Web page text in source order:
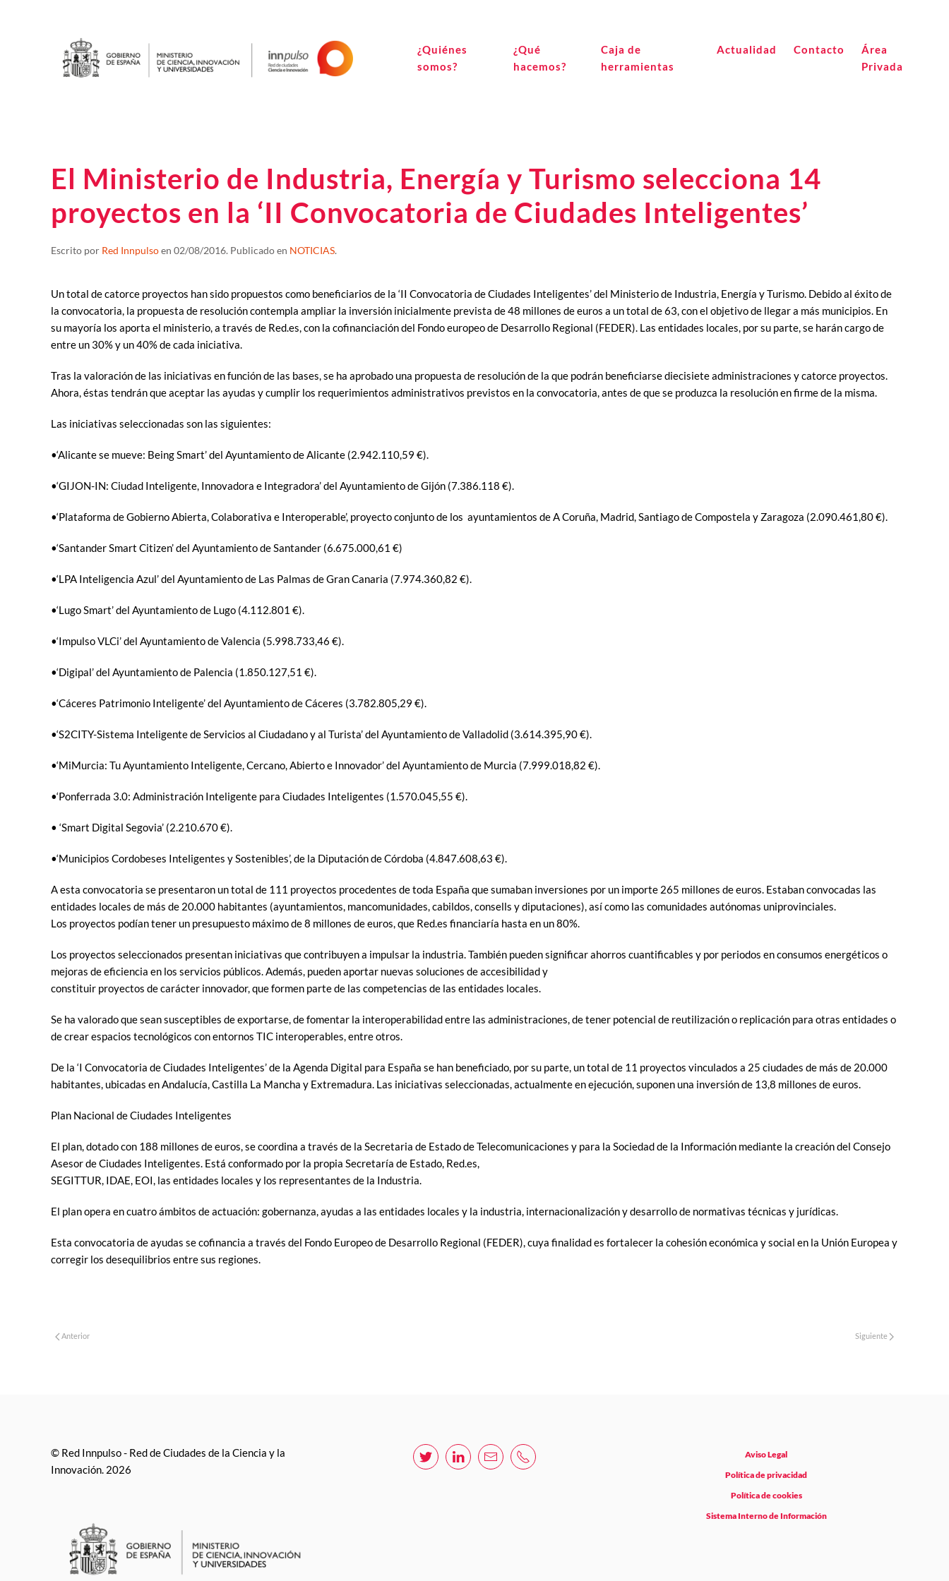
¿Quiénes
somos?
¿Qué
hacemos?
Caja de
herramientas
Actualidad Contacto
Área
Privada
El Ministerio de Industria, Energía y Turismo selecciona 14
proyectos en la ‘II Convocatoria de Ciudades Inteligentes’
Escrito por Red Innpulsoen 02/08/2016. Publicado en NOTICIAS.
Un total de catorce proyectos han sido propuestos como beneficiarios de la ‘II Convocatoria de Ciudades Inteligentes’ del Ministerio de Industria, Energía y Turismo. Debido al éxito de
la convocatoria, la propuesta de resolución contempla ampliar la inversión inicialmente prevista de 48 millones de euros a un total de 63, con el objetivo de llegar a más municipios. En
su mayoría los aporta el ministerio, a través de Red.es, con la cofinanciación del Fondo europeo de Desarrollo Regional (FEDER). Las entidades locales, por su parte, se harán cargo de
entre un 30% y un 40% de cada iniciativa.
Tras la valoración de las iniciativas en función de las bases, se ha aprobado una propuesta de resolución de la que podrán beneficiarse diecisiete administraciones y catorce proyectos.
Ahora, éstas tendrán que aceptar las ayudas y cumplir los requerimientos administrativos previstos en la convocatoria, antes de que se produzca la resolución en firme de la misma.
Las iniciativas seleccionadas son las siguientes:
•‘Alicante se mueve: Being Smart’ del Ayuntamiento de Alicante (2.942.110,59 €).
•‘GIJON-IN: Ciudad Inteligente, Innovadora e Integradora’ del Ayuntamiento de Gijón (7.386.118 €).
•‘Plataforma de Gobierno Abierta, Colaborativa e Interoperable’, proyecto conjunto de los ayuntamientos de A Coruña, Madrid, Santiago de Compostela y Zaragoza (2.090.461,80 €).
•‘Santander Smart Citizen’ del Ayuntamiento de Santander (6.675.000,61 €)
•‘LPA Inteligencia Azul’ del Ayuntamiento de Las Palmas de Gran Canaria (7.974.360,82 €).
•‘Lugo Smart’ del Ayuntamiento de Lugo (4.112.801 €).
•‘Impulso VLCi’ del Ayuntamiento de Valencia (5.998.733,46 €).
•‘Digipal’ del Ayuntamiento de Palencia (1.850.127,51 €).
•‘Cáceres Patrimonio Inteligente’ del Ayuntamiento de Cáceres (3.782.805,29 €).
•‘S2CITY-Sistema Inteligente de Servicios al Ciudadano y al Turista’ del Ayuntamiento de Valladolid (3.614.395,90 €).
•‘MiMurcia: Tu Ayuntamiento Inteligente, Cercano, Abierto e Innovador’ del Ayuntamiento de Murcia (7.999.018,82 €).
•‘Ponferrada 3.0: Administración Inteligente para Ciudades Inteligentes (1.570.045,55 €).
• ‘Smart Digital Segovia’ (2.210.670 €).
•‘Municipios Cordobeses Inteligentes y Sostenibles’, de la Diputación de Córdoba (4.847.608,63 €).
A esta convocatoria se presentaron un total de 111 proyectos procedentes de toda España que sumaban inversiones por un importe 265 millones de euros. Estaban convocadas las
entidades locales de más de 20.000 habitantes (ayuntamientos, mancomunidades, cabildos, consells y diputaciones), así como las comunidades autónomas uniprovinciales.
Los proyectos podían tener un presupuesto máximo de 8 millones de euros, que Red.es financiaría hasta en un 80%.
Los proyectos seleccionados presentan iniciativas que contribuyen a impulsar la industria. También pueden significar ahorros cuantificables y por periodos en consumos energéticos o
mejoras de eficiencia en los servicios públicos. Además, pueden aportar nuevas soluciones de accesibilidad y
constituir proyectos de carácter innovador, que formen parte de las competencias de las entidades locales.
Se ha valorado que sean susceptibles de exportarse, de fomentar la interoperabilidad entre las administraciones, de tener potencial de reutilización o replicación para otras entidades o
de crear espacios tecnológicos con entornos TIC interoperables, entre otros.
De la ‘I Convocatoria de Ciudades Inteligentes’ de la Agenda Digital para España se han beneficiado, por su parte, un total de 11 proyectos vinculados a 25 ciudades de más de 20.000
habitantes, ubicadas en Andalucía, Castilla La Mancha y Extremadura. Las iniciativas seleccionadas, actualmente en ejecución, suponen una inversión de 13,8 millones de euros.
Plan Nacional de Ciudades Inteligentes
El plan, dotado con 188 millones de euros, se coordina a través de la Secretaria de Estado de Telecomunicaciones y para la Sociedad de la Información mediante la creación del Consejo
Asesor de Ciudades Inteligentes. Está conformado por la propia Secretaría de Estado, Red.es,
SEGITTUR, IDAE, EOI, las entidades locales y los representantes de la Industria.
El plan opera en cuatro ámbitos de actuación: gobernanza, ayudas a las entidades locales y la industria, internacionalización y desarrollo de normativas técnicas y jurídicas.
Esta convocatoria de ayudas se cofinancia a través del Fondo Europeo de Desarrollo Regional (FEDER), cuya finalidad es fortalecer la cohesión económica y social en la Unión Europea y
corregir los desequilibrios entre sus regiones.
Anterior Siguiente
© Red Innpulso - Red de Ciudades de la Ciencia y la
Innovación. 2026
Aviso Legal
Política de privacidad
Política de cookies
Sistema Interno de Información